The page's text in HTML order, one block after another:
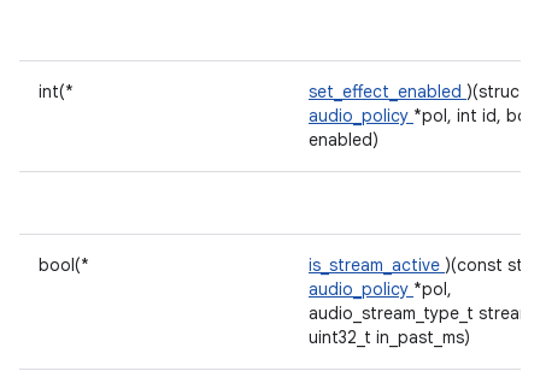
int(* set_effect_enabled )(struct
audio_policy *pol, int id,
enabled)
bool(* is_stream_active )(const
audio_policy *pol,
audio_stream_type_t stream,
uint32_t in_past_ms)